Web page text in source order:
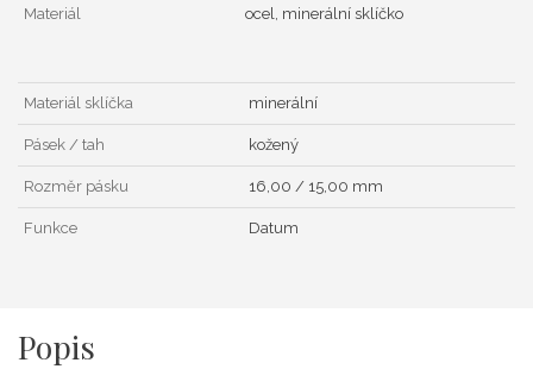
Materiál ocel, minerální sklíčko
Materiál sklíčka minerální
Pásek / tah kožený
Rozměr pásku 16,00 / 15,00 mm
Funkce Datum
Popis